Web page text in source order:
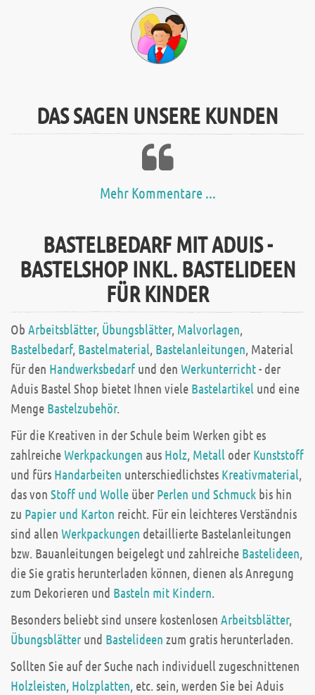
DAS SAGEN UNSERE KUNDEN
Mehr Kommentare ...
BASTELBEDARF MIT ADUIS -
BASTELSHOP INKL. BASTELIDEEN
FÜR KINDER
Ob Arbeitsblätter, Übungsblätter, Malvorlagen,
Bastelbedarf, Bastelmaterial, Bastelanleitungen, Material
für den Handwerksbedarf und den Werkunterricht- der
Aduis Bastel Shop bietet Ihnen viele Bastelartikel und eine
Menge Bastelzubehör.
Für die Kreativen in der Schule beim Werken gibt es
zahlreicheWerkpackungen aus Holz, Metall oder Kunststoff
und fürs Handarbeiten unterschiedlichstes Kreativmaterial,
das von Stoff und Wolle über Perlen und Schmuck bis hin
zu Papier und Karton reicht. Für ein leichteres Verständnis
sind allen Werkpackungen detaillierte Bastelanleitungen
bzw. Bauanleitungen beigelegt und zahlreiche Bastelideen,
die Sie gratis herunterladen können, dienen als Anregung
zum Dekorieren und Basteln mit Kindern.
Besonders beliebt sind unsere kostenlosen Arbeitsblätter,
Übungsblätter und Bastelideen zum gratis herunterladen.
Sollten Sie auf der Suche nach individuell zugeschnittenen
Holzleisten, Holzplatten, etc. sein, werden Sie bei Aduis